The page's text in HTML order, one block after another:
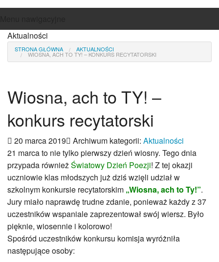
Aktualności
O szkole
Misja i koncepcja pracy szkoły
Patron
Odznaka Słowackiego
Historia szkoły
Archiwalna strona WWW
Nauczanie dwujęzyczne
Innowacje
„AiR”- aktywność i rozwój
WebQuesty
FUNtastyczny angielski
INFORMATYKA dla SMYKA
Innowacje 2025-26
Innowacje 2024-25
Aktualności
STRONA GŁÓWNA AKTUALNOŚCI
WIOSNA, ACH TO TY! – KONKURS RECYTATORSKI
Wiosna, ach to TY! –
konkurs recytatorski
20 marca 2019 Archiwum kategorii: Aktualności
21 marca to nie tylko pierwszy dzień wiosny. Tego dnia
przypada równieżŚwiatowy Dzień Poezji! Z tej okazji
uczniowie klas młodszych już dziś wzięli udział w
szkolnym konkursie recytatorskim „Wiosna, ach to Ty!”.
Jury miało naprawdę trudne zdanie, ponieważ każdy z 37
uczestników wspaniale zaprezentował swój wiersz. Było
pięknie, wiosennie i kolorowo!
Spośród uczestników konkursu komisja wyróżniła
następujące osoby: